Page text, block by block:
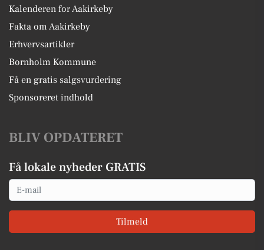
Kalenderen for Aakirkeby
Fakta om Aakirkeby
Erhvervsartikler
Bornholm Kommune
Få en gratis salgsvurdering
Sponsoreret indhold
BLIV OPDATERET
Få lokale nyheder GRATIS
Email
Tilmeld